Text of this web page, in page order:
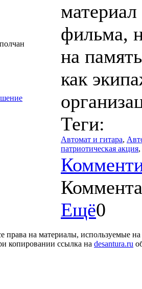
фильма,
на
как
Теги:
Автомат и гитара,
патриотическая акция,
Ещё0
права на материалы, используемые
копировании ссылка на desantura.ru